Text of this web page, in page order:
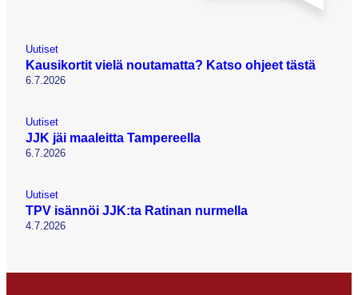
Uutiset
Kausikortit vielä noutamatta? Katso ohjeet tästä
6.7.2026
Uutiset
JJK jäi maaleitta Tampereella
6.7.2026
Uutiset
TPV isännöi JJK:ta Ratinan nurmella
4.7.2026